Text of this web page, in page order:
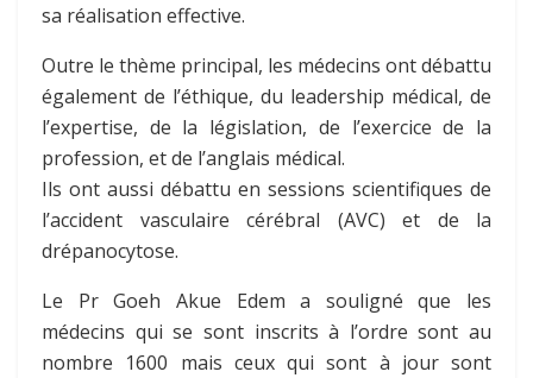
sa réalisation effective.
Outre le thème principal, les médecins ont débattu
également de l’éthique, du leadership médical, de
l’expertise, de la législation, de l’exercice de la
profession, et de l’anglais médical.
Ils ont aussi débattu en sessions scientifiques de
l’accident vasculaire cérébral (AVC) et de la
drépanocytose.
Le Pr Goeh Akue Edem a souligné que les
médecins qui se sont inscrits à l’ordre sont au
nombre 1600 mais ceux qui sont à jour sont